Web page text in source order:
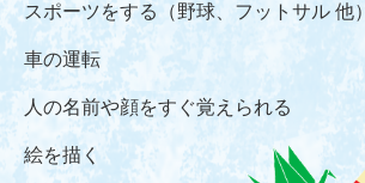
スポーツをする（野球、フットサル 他）
車の運転
人の名前や顔をすぐ覚えられる
絵を描く